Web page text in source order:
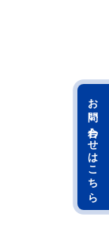
お問い合わせはこちら